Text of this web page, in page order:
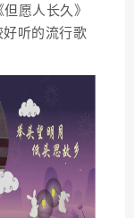
愿人长久》
听的流行歌